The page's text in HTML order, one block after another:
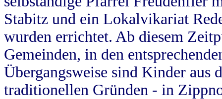
Stabitz und ein Lokalvikariat
wurden errichtet. Ab diesem
Gemeinden, in den
Übergangsweise sind Kinder aus
traditionellen Gründen - in